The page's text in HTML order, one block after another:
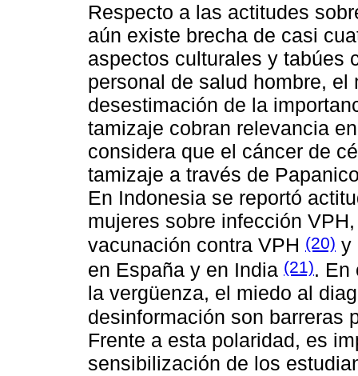
Respecto a las actitudes
aún existe brecha de casi
aspectos culturales y tabúes
personal de salud hombre,
desestimación de la
tamizaje cobran relevancia
considera que el cáncer de
tamizaje a través de
En Indonesia se reportó
mujeres sobre infección
vacunación contra VPH (20) y
en España y en India (21). En
la vergüenza, el miedo al
desinformación son barreras
Frente a esta polaridad, es
sensibilización de los